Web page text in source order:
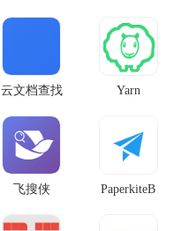
云文档查找 Yarn
飞搜侠 PaperkiteB